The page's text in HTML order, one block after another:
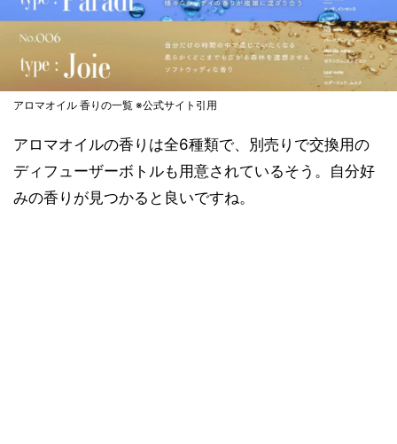
アロマオイル 香りの一覧 ※公式サイト引用
アロマオイルの香りは全6種類で、別売りで交換用の
ディフューザーボトルも用意されているそう。自分好
みの香りが見つかると良いですね。